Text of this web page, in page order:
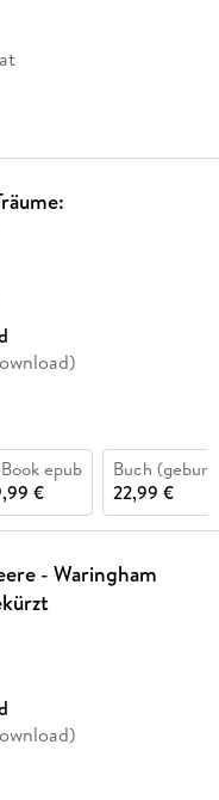
epub
€
Buch
22,99 €
- Waringham